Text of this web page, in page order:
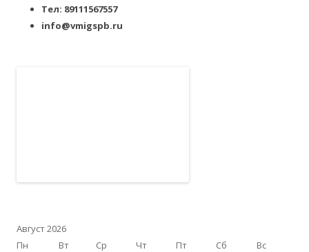
Тел: 89111567557
info@vmigspb.ru
Август 2026
Пн
Вт Ср Чт Пт Сб
Вс